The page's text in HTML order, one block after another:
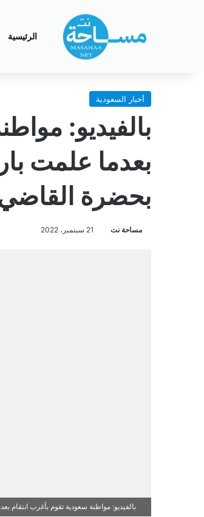
الرئيسية
أخبار السعودية
بالفيديو:
بعدما علمت
بحضرة
مساحة نت 21 سبتمبر، 2022
بالفيديو: مواطنة سعودية تقوم بأغرب انتقام